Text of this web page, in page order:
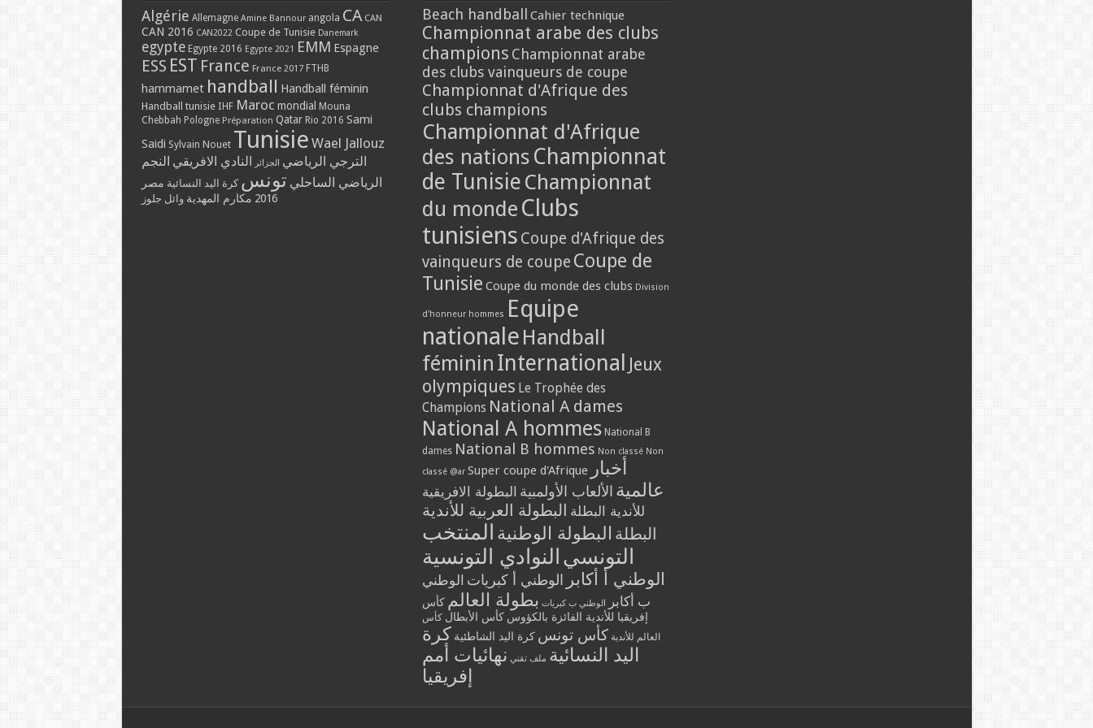
Algérie Allemagne Amine Bannour angola CA CAN
CAN 2016 CAN2022 Coupe de Tunisie Danemark
egypte Egypte 2016 Egypte 2021 EMM Espagne
ESS EST France France 2017 FTHB
hammamet handball Handball féminin
Handball tunisie IHF Maroc mondial Mouna
Chebbah Pologne Préparation Qatar Rio 2016 Sami
Saidi Sylvain Nouet Tunisie Wael Jallouz
الترجي الرياضي الجزائر النادي الافريقي النجم
الرياضي الساحلي تونس كرة اليد النسائية مصر
2016 مكارم المهدية وائل جلوز
Beach handball Cahier technique
Championnat arabe des clubs
champions Championnat arabe
des clubs vainqueurs de coupe
Championnat d'Afrique des
clubs champions
Championnat d'Afrique
des nations Championnat
de Tunisie Championnat
du monde Clubs
tunisiens Coupe d'Afrique des
vainqueurs de coupe Coupe de
Tunisie Coupe du monde des clubs Division
d'honneur hommes Equipe
nationale Handball
féminin International Jeux
olympiques Le Trophée des
Champions National A dames
National A hommes National B
dames National B hommes Non classé Non
classé @ar Super coupe d'Afrique أخبار
عالمية الألعاب الأولمبية البطولة الافريقية
للأندية البطلة البطولة العربية للأندية
البطلة البطولة الوطنية المنتخب
التونسي النوادي التونسية
الوطني أ أكابر الوطني أ كبريات الوطني
ب أكابر
الوطني ب كبريات بطولة العالم كأس
إفريقيا للأندية الفائزة بالكؤوس كأس الأبطال كأس
العالم للأندية كأس تونس كرة اليد الشاطئية كرة
اليد النسائية ملف تقني نهائيات أمم
إفريقيا